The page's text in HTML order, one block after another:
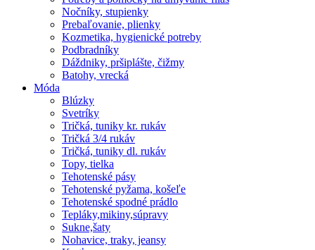
Nočníky, stupienky
Prebaľovanie, plienky
Kozmetika, hygienické potreby
Podbradníky
Dáždniky, pršiplášte, čižmy
Batohy, vrecká
Móda
Blúzky
Svetríky
Tričká, tuniky kr. rukáv
Tričká 3/4 rukáv
Tričká, tuniky dl. rukáv
Topy, tielka
Tehotenské pásy
Tehotenské pyžama, košeľe
Tehotenské spodné prádlo
Tepláky,mikiny,súpravy
Sukne,šaty
Nohavice, traky, jeansy